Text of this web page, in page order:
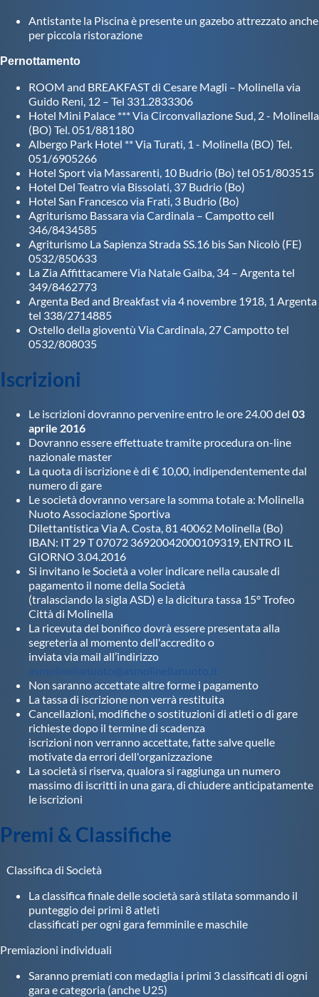
Antistante la Piscina è presente un gazebo attrezzato anche
per piccola ristorazione
Pernottamento
ROOM and BREAKFAST di Cesare Magli – Molinella via
Guido Reni, 12 – Tel 331.2833306
Hotel Mini Palace *** Via Circonvallazione Sud, 2 - Molinella
(BO) Tel. 051/881180
Albergo Park Hotel ** Via Turati, 1 - Molinella (BO) Tel.
051/6905266
Hotel Sport via Massarenti, 10 Budrio (Bo) tel 051/803515
Hotel Del Teatro via Bissolati, 37 Budrio (Bo)
Hotel San Francesco via Frati, 3 Budrio (Bo)
Agriturismo Bassara via Cardinala – Campotto cell
346/8434585
Agriturismo La Sapienza Strada SS.16 bis San Nicolò (FE)
0532/850633
La Zia Affittacamere Via Natale Gaiba, 34 – Argenta tel
349/8462773
Argenta Bed and Breakfast via 4 novembre 1918, 1 Argenta
tel 338/2714885
Ostello della gioventù Via Cardinala, 27 Campotto tel
0532/808035
Iscrizioni
Le iscrizioni dovranno pervenire entro le ore 24.00 del 03
aprile 2016
Dovranno essere effettuate tramite procedura on-line
nazionale master
La quota di iscrizione è di € 10,00, indipendentemente dal
numero di gare
Le società dovranno versare la somma totale a: Molinella
Nuoto Associazione Sportiva
Dilettantistica Via A. Costa, 81 40062 Molinella (Bo)
IBAN: IT 29 T 07072 36920042000109319, ENTRO IL
GIORNO 3.04.2016
Si invitano le Società a voler indicare nella causale di
pagamento il nome della Società
(tralasciando la sigla ASD) e la dicitura tassa 15° Trofeo
Città di Molinella
La ricevuta del bonifico dovrà essere presentata alla
segreteria al momento dell'accredito o
inviata via mail all’indirizzo
asmolinellanuoto@asmolinellanuoto.it
Non saranno accettate altre forme i pagamento
La tassa di iscrizione non verrà restituita
Cancellazioni, modifiche o sostituzioni di atleti o di gare
richieste dopo il termine di scadenza
iscrizioni non verranno accettate, fatte salve quelle
motivate da errori dell'organizzazione
La società si riserva, qualora si raggiunga un numero
massimo di iscritti in una gara, di chiudere anticipatamente
le iscrizioni
Premi & Classifiche
Classifica di Società
La classifica finale delle società sarà stilata sommando il
punteggio dei primi 8 atleti
classificati per ogni gara femminile e maschile
Premiazioni individuali
Saranno premiati con medaglia i primi 3 classificati di ogni
gara e categoria (anche U25)